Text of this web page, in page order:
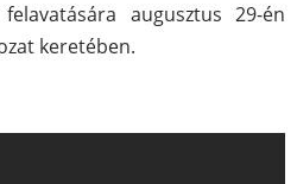
augusztus 29-én
keretében.